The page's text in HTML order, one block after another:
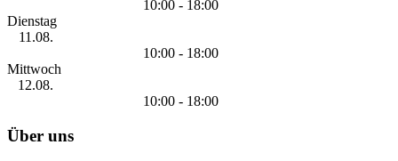
10:00 - 18:00
Dienstag
11.08.
10:00 - 18:00
Mittwoch
12.08.
10:00 - 18:00
Über uns